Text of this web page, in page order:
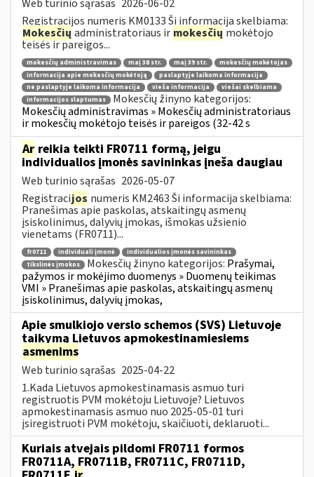
Web turinio sąrašas 2026-06-02
Registracijos numeris KM0133 Ši informacija skelbiama:
Mokesčių administratoriaus ir mokesčių mokėtojo
teisės ir pareigos...
mokesčių administravimas maį 38 str. maį 39 str.
mokesčių mokėtojas
informacija apie mokesčių mokėtoją
paslaptyje laikoma informacija
ne paslaptyje laikoma informacija
vieša informacija
viešai skelbiama
informacijos slaptumas
Mokesčių žinyno kategorijos:
Mokesčių administravimas » Mokesčių administratoriaus
ir mokesčių mokėtojo teisės ir pareigos (32-42 s
Ar reikia teikti FR0711 formą, jeigu
individualios įmonės savininkas įneša daugiau
Web turinio sąrašas 2026-05-07
Registracijos numeris KM2463 Ši informacija skelbiama:
Pranešimas apie paskolas, atskaitingų asmenų
įsiskolinimus, dalyvių įmokas, išmokas užsienio
vienetams (FR0711)...
fr0711 individuali įmonė
individualios įmonės savininkas
tikslinės įmokos
Mokesčių žinyno kategorijos: Prašymai,
pažymos ir mokėjimo duomenys » Duomenų teikimas
VMI » Pranešimas apie paskolas, atskaitingų asmenų
įsiskolinimus, dalyvių įmokas,
Apie smulkiojo verslo schemos (SVS) Lietuvoje
taikymą Lietuvos apmokestinamiesiems
asmenims
Web turinio sąrašas 2025-04-22
1.Kada Lietuvos apmokestinamasis asmuo turi
registruotis PVM mokėtoju Lietuvoje? Lietuvos
apmokestinamasis asmuo nuo 2025-05-01 turi
įsiregistruoti PVM mokėtoju, skaičiuoti, deklaruoti...
Kuriais atvejais pildomi FR0711 formos
FR0711A, FR0711B, FR0711C, FR0711D,